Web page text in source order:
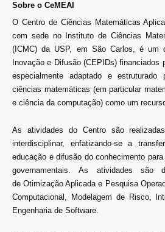
Sobre o CeMEAI
O Centro de Ciências Matemáticas
com sede no Instituto de Ciências
(ICMC) da USP, em São Carlos, é um
Inovação e Difusão (CEPIDs) financiados
especialmente adaptado e
ciências matemáticas (em particular
e ciência da computação) como um
As atividades do Centro são
interdisciplinar, enfatizando-se a
educação e difusão do conhecimento
governamentais. As atividades são
de Otimização Aplicada e Pesquisa
Computacional, Modelagem de Risco,
Engenharia de Software.